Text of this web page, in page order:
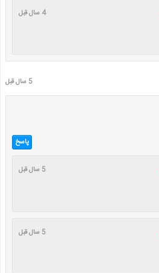
4 سال قبل
5 سال قبل
پاسخ
5 سال قبل
5 سال قبل